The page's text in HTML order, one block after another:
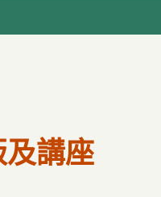
及講座